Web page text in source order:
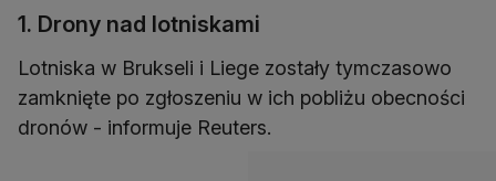
1. Drony nad lotniskami
Lotniska w Brukseli i Liege zostały tymczasowo
zamknięte po zgłoszeniu w ich pobliżu obecności
dronów - informuje Reuters.